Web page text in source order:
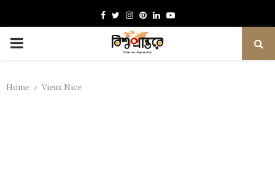
Facebook
TwitterInstagram
Pinterest
LinkedinYoutube
PRIMARY
Home Vieux Nice